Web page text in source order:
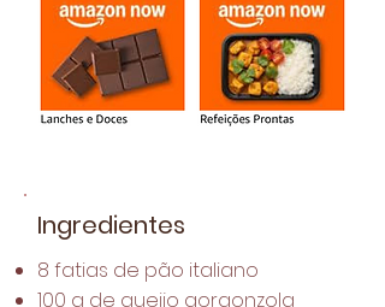
Ingredientes
8 fatias de pão italiano
100 g de queijo gorgonzola